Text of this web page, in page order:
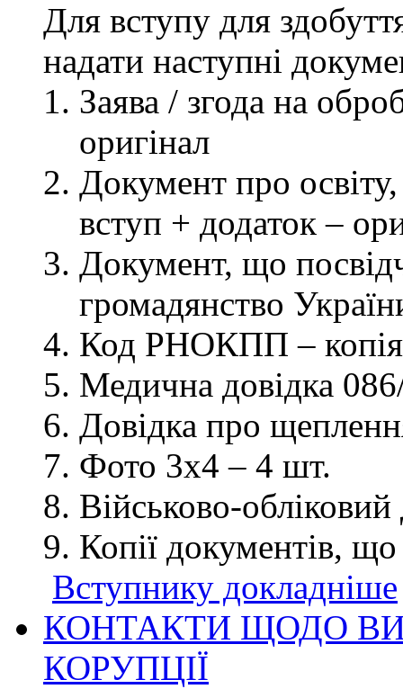
Для вступу для
надати наступні
Заява / згода на
оригінал
Документ про освіту,
вступ + додаток –
Документ, що
громадянство
Код РНОКПП – копія
Медична довідка
Довідка про
Фото 3х4 – 4 шт.
Військово-
Копії документів,
Вступнику докладніше
КОНТАКТИ ЩОДО
КОРУПЦІЇ